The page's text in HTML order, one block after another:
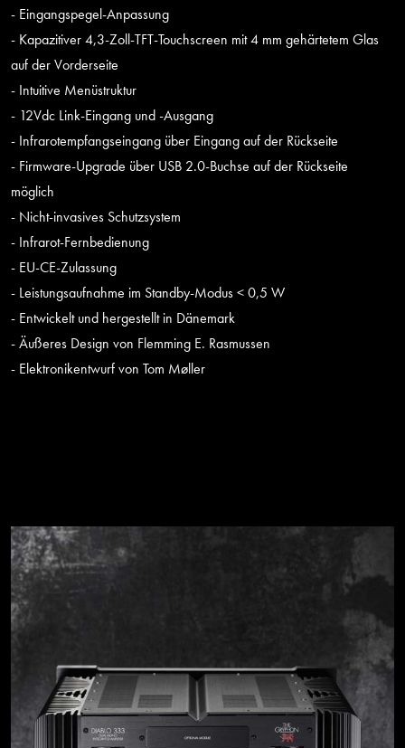
- Eingangspegel-Anpassung
- Kapazitiver 4,3-Zoll-TFT-Touchscreen mit 4 mm gehärtetem Glas
auf der Vorderseite
- Intuitive Menüstruktur
- 12Vdc Link-Eingang und -Ausgang
- Infrarotempfangseingang über Eingang auf der Rückseite
- Firmware-Upgrade über USB 2.0-Buchse auf der Rückseite
möglich
- Nicht-invasives Schutzsystem
- Infrarot-Fernbedienung
- EU-CE-Zulassung
- Leistungsaufnahme im Standby-Modus < 0,5 W
- Entwickelt und hergestellt in Dänemark
- Äußeres Design von Flemming E. Rasmussen
- Elektronikentwurf von Tom Møller